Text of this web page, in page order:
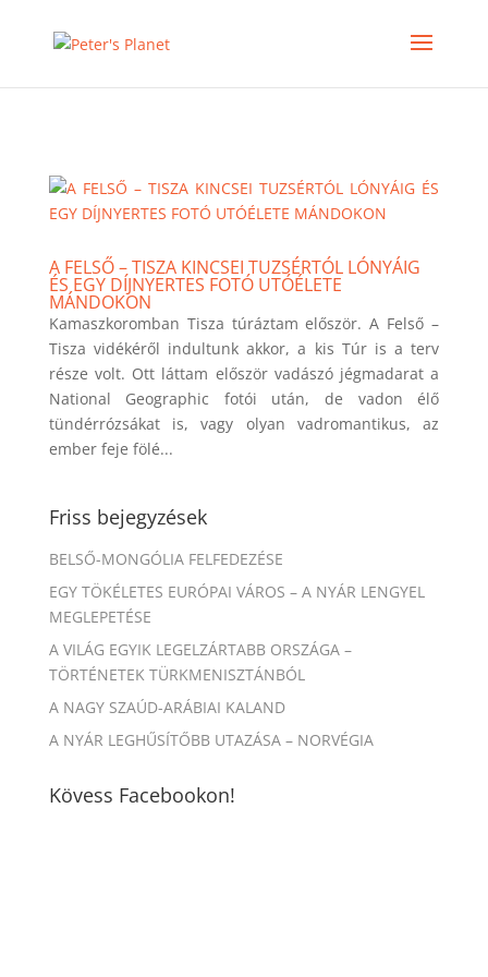
A FELSŐ – TISZA KINCSEI TUZSÉRTÓL LÓNYÁIG
ÉS EGY DÍJNYERTES FOTÓ UTÓÉLETE
MÁNDOKON
Kamaszkoromban Tisza túráztam először. A Felső –
Tisza vidékéről indultunk akkor, a kis Túr is a terv
része volt. Ott láttam először vadászó jégmadarat a
National Geographic fotói után, de vadon élő
tündérrózsákat is, vagy olyan vadromantikus, az
ember feje fölé...
Friss bejegyzések
BELSŐ-MONGÓLIA FELFEDEZÉSE
EGY TÖKÉLETES EURÓPAI VÁROS – A NYÁR LENGYEL
MEGLEPETÉSE
A VILÁG EGYIK LEGELZÁRTABB ORSZÁGA –
TÖRTÉNETEK TÜRKMENISZTÁNBÓL
A NAGY SZAÚD-ARÁBIAI KALAND
A NYÁR LEGHŰSÍTŐBB UTAZÁSA – NORVÉGIA
Kövess Facebookon!